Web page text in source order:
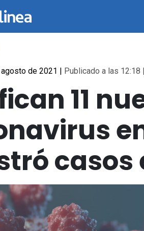
de 2021 | Publicado a las 12:18
11
casos